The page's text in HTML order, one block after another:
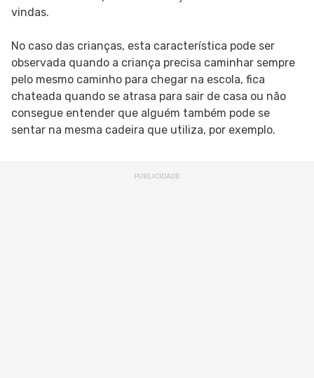
vindas.
No caso das crianças, esta característica pode ser
observada quando a criança precisa caminhar sempre
pelo mesmo caminho para chegar na escola, fica
chateada quando se atrasa para sair de casa ou não
consegue entender que alguém também pode se
sentar na mesma cadeira que utiliza, por exemplo.